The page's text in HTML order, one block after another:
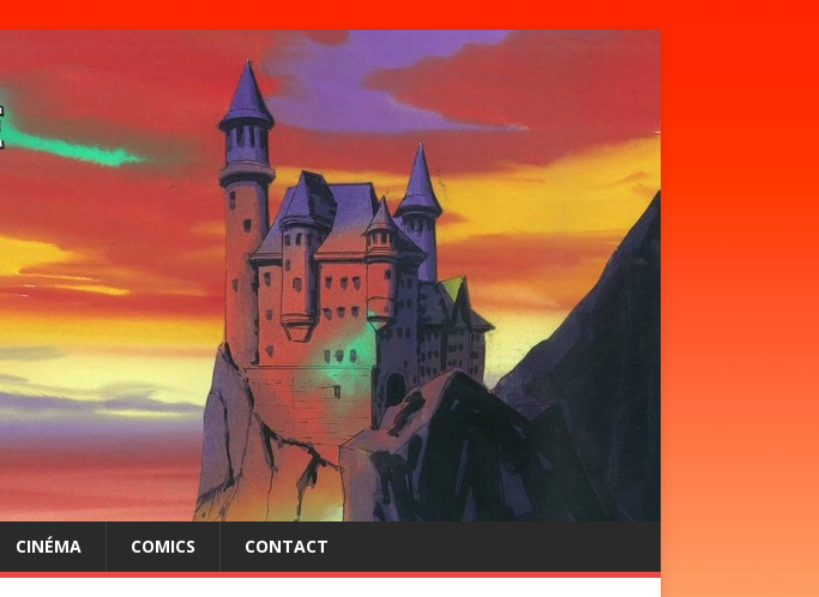
CINÉMA COMICS CONTACT